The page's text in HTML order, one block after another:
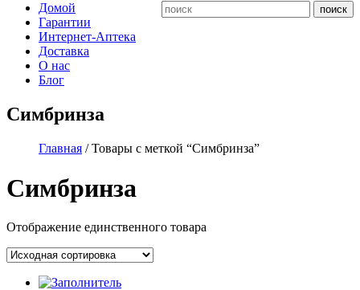
Домой
Гарантии
Интернет-Аптека
Доставка
О нас
Блог
Симбринза
Главная / Товары с меткой “Симбринза”
Симбринза
Отображение единственного товара